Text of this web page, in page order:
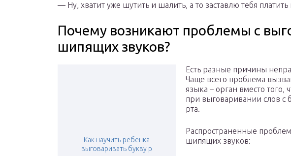
— Ну, хватит уже шутить и шалить, а то заставлю тебя
Почему возникают проблемы с
шипящих звуков?
Как научить ребенка
выговаривать букву р
Есть разные причины
Чаще всего проблема
языка – орган вместо того,
при выговаривании слов с
рта.
Распространенные
шипящих звуков: